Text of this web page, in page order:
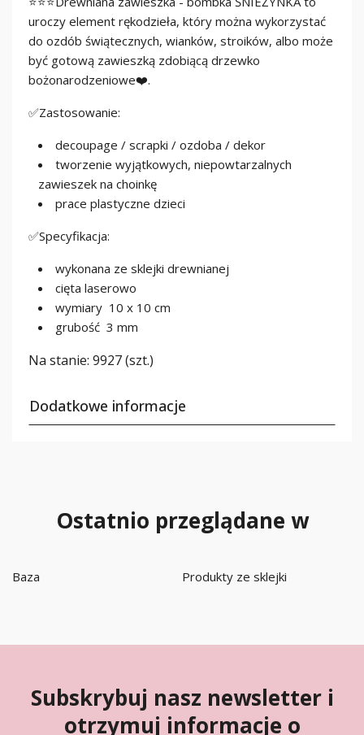
uroczy element rękodzieła, który można wykorzystać
do ozdób świątecznych, wianków, stroików, albo może
być gotową zawieszką zdobiącą drzewko
bożonarodzeniowe❤️.
✅Zastosowanie:
decoupage / scrapki / ozdoba / dekor
tworzenie wyjątkowych, niepowtarzalnych
zawieszek na choinkę
prace plastyczne dzieci
✅Specyfikacja:
wykonana ze sklejki drewnianej
cięta laserowo
wymiary 10 x 10 cm
grubość 3 mm
Na stanie: 9927 (szt.)
Dodatkowe informacje
Ostatnio przeglądane w
Baza Produkty ze sklejki
Subskrybuj nasz newsletter i
otrzymuj informacje o